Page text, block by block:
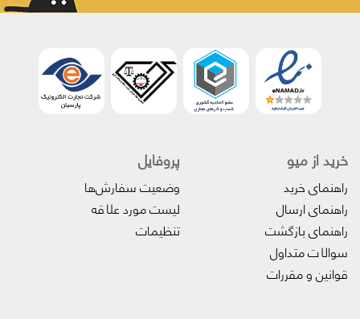
خرید از میو
راهنمای خرید
راهنمای ارسال
راهنمای بازگشت
سوالات متداول
قوانین و مقررات
پروفایل‌
وضعیت سفارش‌ها
لیست مورد علاقه
تنظیمات